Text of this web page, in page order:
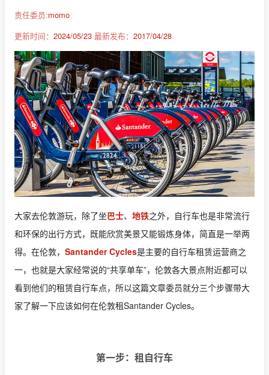
责任委员:momo
更新时间： 2024/05/23 最新发布： 2017/04/28
大家去伦敦游玩，除了坐巴士、 地铁之外，自行车也是非常流行
和环保的出行方式，既能欣赏美景又能锻炼身体，简直是一举两
得。在伦敦， Santander Cycles是主要的自行车租赁运营商之
一，也就是大家经常说的“共享单车”，伦敦各大景点附近都可以
看到他们的租赁自行车点，所以这篇文章委员就分三个步骤带大
家了解一下应该如何在伦敦租Santander Cycles。
第一步：租自行车